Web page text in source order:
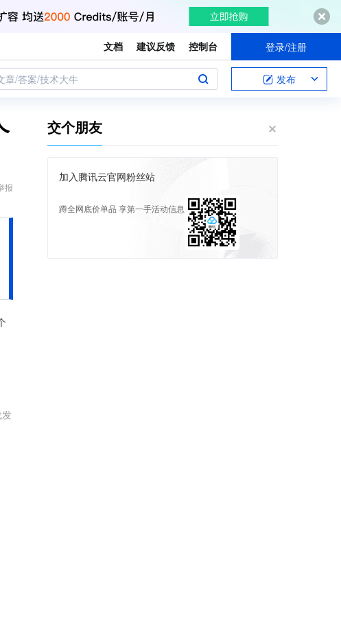
文档 建议反馈 控制台 登录/注册
章/答案/技术大牛 发布
报
交个朋友
加入腾讯云官网粉丝站
蹲全网底价单品 享第一手活动信息